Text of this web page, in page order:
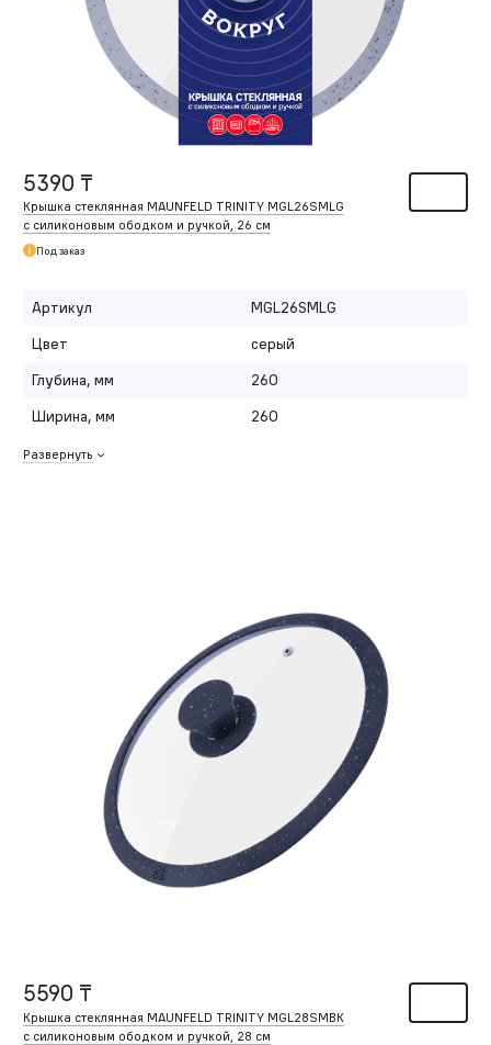
5390 ₸
Крышка стеклянная MAUNFELD TRINITY MGL26SMLG
с силиконовым ободком и ручкой, 26 см
Под заказ
Артикул
MGL26SMLG
Цвет
серый
Глубина, мм
260
Ширина, мм
260
Развернуть
5590 ₸
Крышка стеклянная MAUNFELD TRINITY MGL28SMBK
с силиконовым ободком и ручкой, 28 см